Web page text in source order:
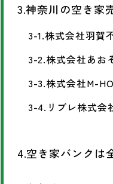
3.神奈川の空き家
3-1.株式会社羽賀
3-2.株式会社あお
3-3.株式会社M-
3-4.リブレ株式会
4.空き家バンクは